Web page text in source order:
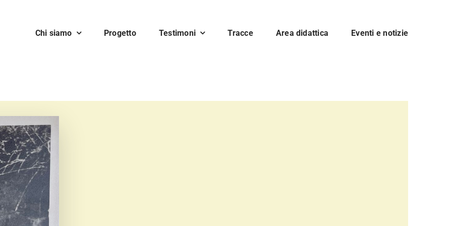
Chi siamo Progetto Testimoni Tracce Area didattica Eventi e notizie